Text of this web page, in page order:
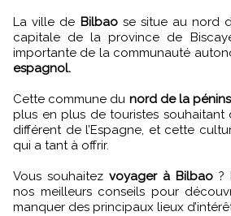
La ville de Bilbao se situe au nord
capitale de la province de
importante de la communauté
espagnol.
Cette commune du nord de la
plus en plus de touristes
différent de l’Espagne, et cette
qui a tant à offrir.
Vous souhaitez voyager à Bilbao ?
nos meilleurs conseils pour
manquer des principaux lieux